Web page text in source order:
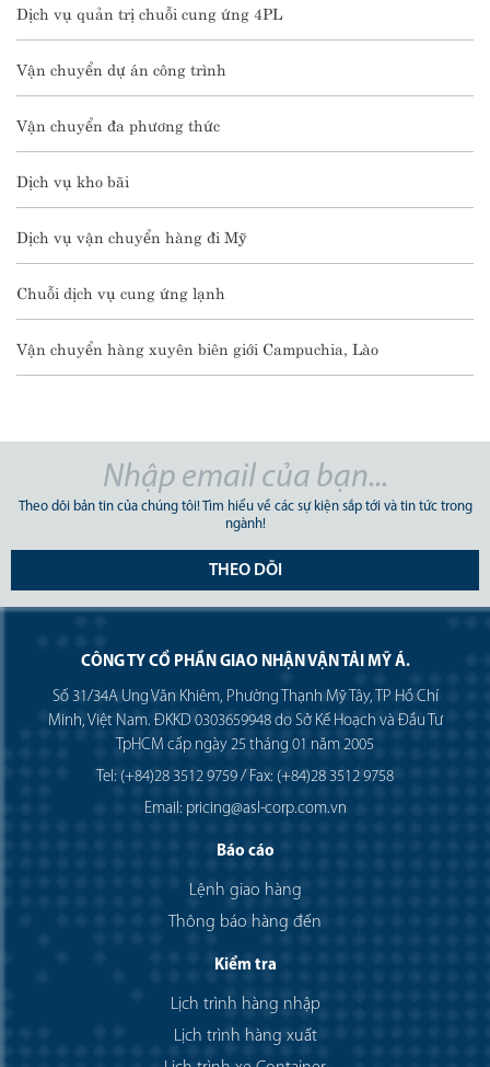
Dịch vụ quản trị chuỗi cung ứng 4PL
Vận chuyển dự án công trình
Vận chuyển đa phương thức
Dịch vụ kho bãi
Dịch vụ vận chuyển hàng đi Mỹ
Chuỗi dịch vụ cung ứng lạnh
Vận chuyển hàng xuyên biên giới Campuchia, Lào
Theo dõi bản tin của chúng tôi! Tìm hiểu về các sự kiện sắp tới và tin tức trong
ngành!
THEO DÕI
CÔNG TY CỔ PHẦN GIAO NHẬN VẬN TẢI MỸ Á.
Số 31/34A Ung Văn Khiêm, Phường Thạnh Mỹ Tây, TP Hồ Chí
Minh, Việt Nam. ĐKKD 0303659948 do Sở Kế Hoạch và Đầu Tư
TpHCM cấp ngày 25 tháng 01 năm 2005
Tel: (+84)28 3512 9759 / Fax: (+84)28 3512 9758
Email: pricing@asl-corp.com.vn
Báo cáo
Lệnh giao hàng
Thông báo hàng đến
Kiểm tra
Lịch trình hàng nhập
Lịch trình hàng xuất